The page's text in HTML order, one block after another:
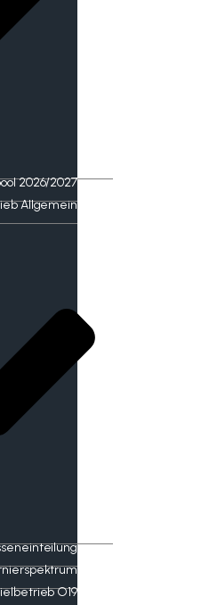
2026/2027
Allgemein
O19